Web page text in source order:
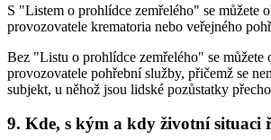
S "Listem o prohlídce zemřelého" se můžete
provozovatele krematoria nebo veřejného
Bez "Listu o prohlídce zemřelého" se můžete
provozovatele pohřební služby, přičemž se
subjekt, u něhož jsou lidské pozůstatky
9. Kde, s kým a kdy životní situaci